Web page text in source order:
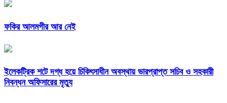
ফকির আলমগীর আর নেই
ইলেকট্রিক শটে দগ্ধ হয়ে চিকিৎসাধীন অবস্থায় ভারপ্রাপ্ত সচিব ও সহকারী
নিবন্ধন অফিসারের মৃত্যু